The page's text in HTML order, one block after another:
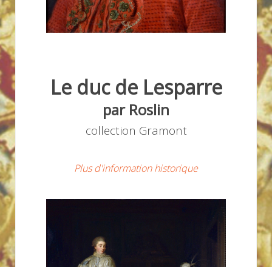
Le duc de Lesparre
par Roslin
collection Gramont
Plus d'information historique